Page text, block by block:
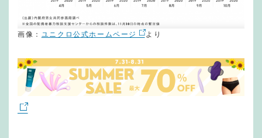
画像： ユニクロ公式ホームページ より